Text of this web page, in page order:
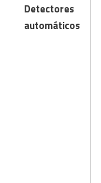
Detectores
automáticos